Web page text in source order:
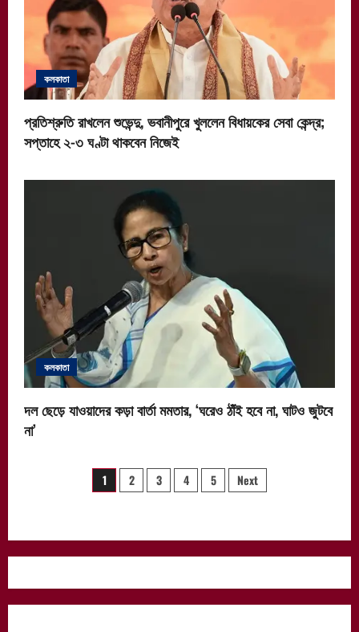
কলকাতা
প্রতিশ্রুতি রাখলেন শুভেন্দু, ভবানীপুরে খুললেন বিধায়কের সেবা কেন্দ্র;
সপ্তাহে ২-৩ ঘণ্টা থাকবেন নিজেই
কলকাতা
দল ছেড়ে যাওয়াদের কড়া বার্তা মমতার, ‘ঘরেও ঠাঁই হবে না, ঘাটও জুটবে
না’
Posts
1 2 3 4 5 Next